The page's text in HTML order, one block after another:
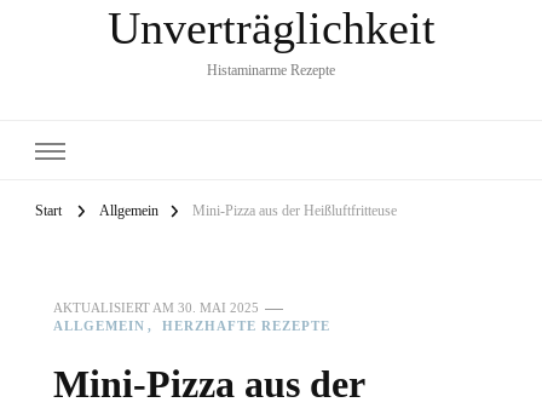
Unverträglichkeit
Histaminarme Rezepte
Start Allgemein Mini-Pizza aus der Heißluftfritteuse
AKTUALISIERT AM 30. MAI 2025
ALLGEMEIN
HERZHAFTE REZEPTE
Mini-Pizza aus der